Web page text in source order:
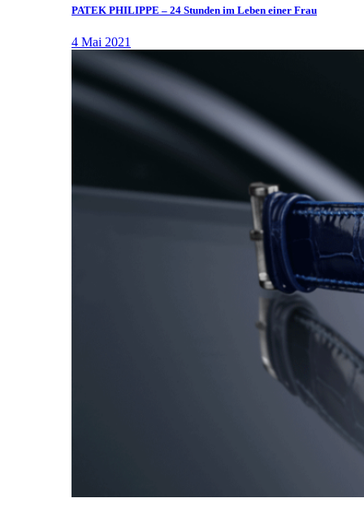
PATEK PHILIPPE – 24 Stunden im Leben einer Frau
4 Mai 2021